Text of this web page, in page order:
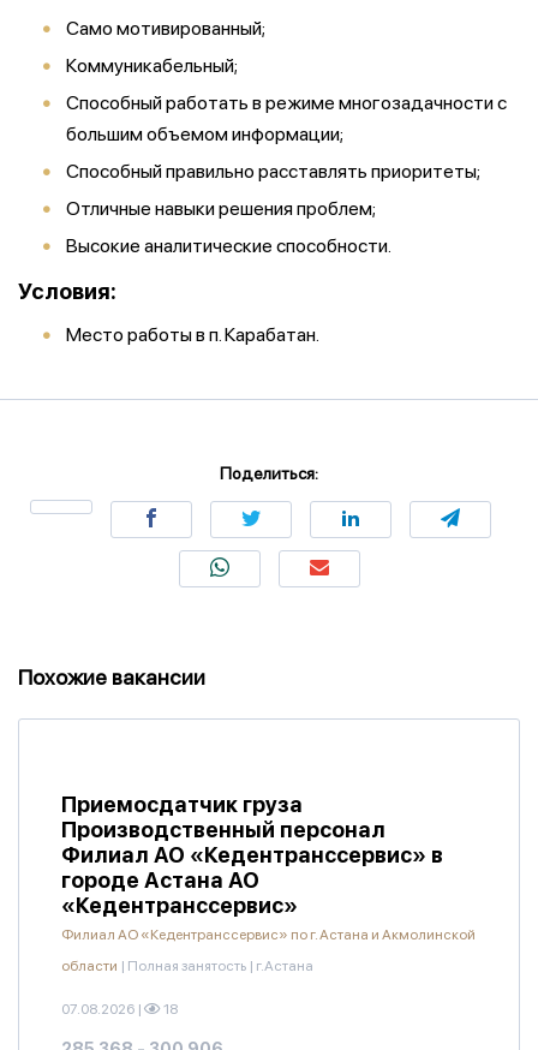
Само мотивированный;
Коммуникабельный;
Способный работать в режиме многозадачности с
большим объемом информации;
Способный правильно расставлять приоритеты;
Отличные навыки решения проблем;
Высокие аналитические способности.
Условия:
Место работы в п. Карабатан.
Поделиться:
Похожие вакансии
Приемосдатчик груза
Производственный персонал
Филиал АО «Кедентранссервис» в
городе Астана АО
«Кедентранссервис»
Филиал АО «Кедентранссервис» по г. Астана и Акмолинской
области | Полная занятость | г.Астана
07.08.2026 | 18